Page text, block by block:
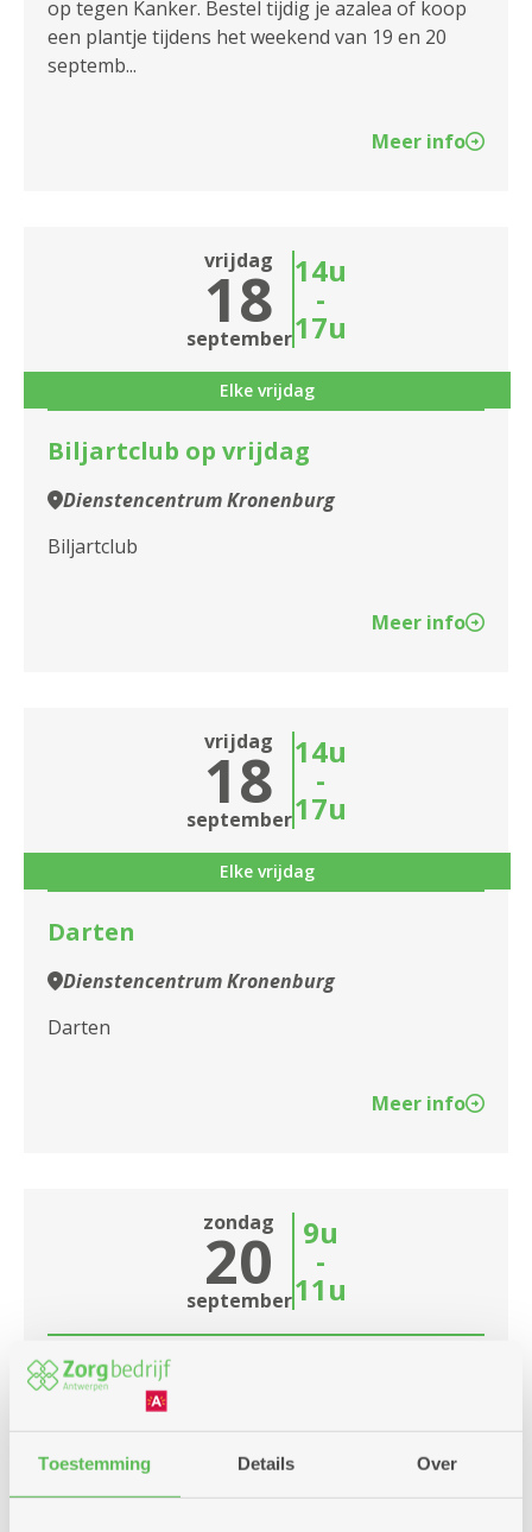
Toestemming Details Over
op tegen Kanker. Bestel tijdig je azalea of koop
een plantje tijdens het weekend van 19 en 20
septemb...
Meer info
vrijdag
18
september
14u
-
17u
Elke vrijdag
Biljartclub op vrijdag
Dienstencentrum Kronenburg
Biljartclub
Meer info
vrijdag
18
september
14u
-
17u
Elke vrijdag
Darten
Dienstencentrum Kronenburg
Darten
Meer info
zondag
20
september
9u
-
11u
Ontbijt
Meerdere locaties
Deze zondag serveren we voor jullie een
ontbijtje. Sluit gezellig aan voor verse pistoletjes